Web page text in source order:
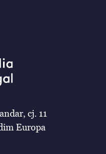
cj. 11
Europa